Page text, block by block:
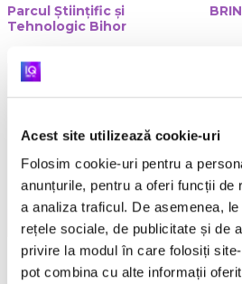
Acest site utilizează cookie-uri
Folosim cookie-uri pentru a
anunțurile, pentru a oferi funcții de
a analiza traficul. De asemenea,
rețele sociale, de publicitate și de
privire la modul în care folosiți
pot combina cu alte informații
Parcul Științific și
Tehnologic Bihor
Mirela Mărcuţ